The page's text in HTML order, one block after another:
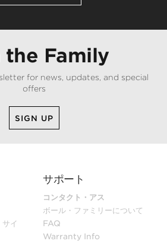
the Family
for news, updates, and special
offers
SIGN UP
イ
サポート
コンタクト・アス
ボール・ファミリーについて
FAQ
Warranty Info